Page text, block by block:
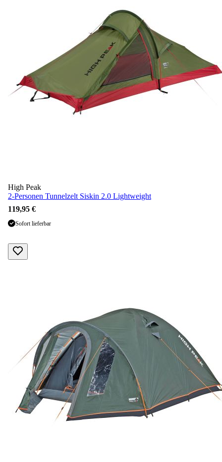
High Peak
2-Personen Tunnelzelt Siskin 2.0 Lightweight
119,95 €
Sofort lieferbar